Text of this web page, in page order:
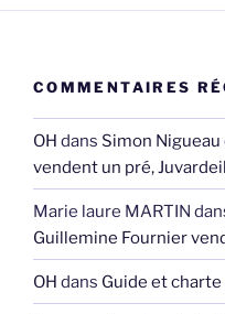
COMMENTAIRES
OH dans Simon
vendent un pré,
Marie laure MARTIN
Guillemine Fournier
OH dans Guide et